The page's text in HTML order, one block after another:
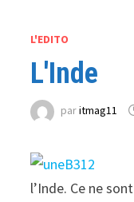
L'EDITO
L'Inde
paritmag11
l’Inde. Ce ne